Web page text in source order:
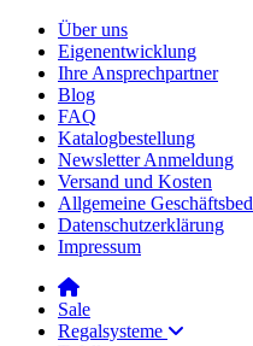
Über uns
Eigenentwicklung
Ihre Ansprechpartner
Blog
FAQ
Katalogbestellung
Newsletter Anmeldung
Versand und Kosten
Allgemeine
Datenschutzerklärung
Impressum
Sale
Regalsysteme